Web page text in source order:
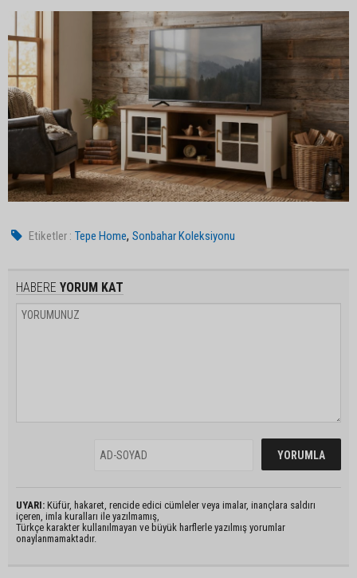
Etiketler : Tepe Home,Sonbahar Koleksiyonu
HABERE YORUM KAT
UYARI: Küfür, hakaret, rencide edici cümleler veya imalar, inançlara saldırı
içeren, imla kuralları ile yazılmamış,
Türkçe karakter kullanılmayan ve büyük harflerle yazılmış yorumlar
onaylanmamaktadır.